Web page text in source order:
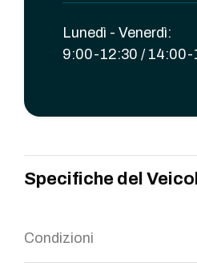
Lunedì - Venerdì:
9:00-12:30 / 14:00-
Specifiche del
Condizioni